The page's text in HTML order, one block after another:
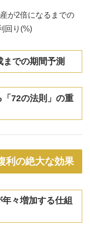
が2倍になるまでの
回り(%)
での期間予測
72の法則」の重
利の絶大な効果
々増加する仕組